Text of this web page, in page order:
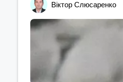
Віктор Слюсаренко